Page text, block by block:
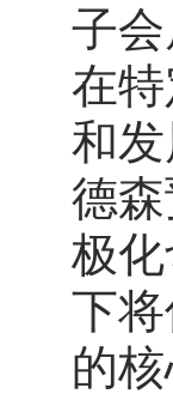
子
在
和
德
极
下
的核